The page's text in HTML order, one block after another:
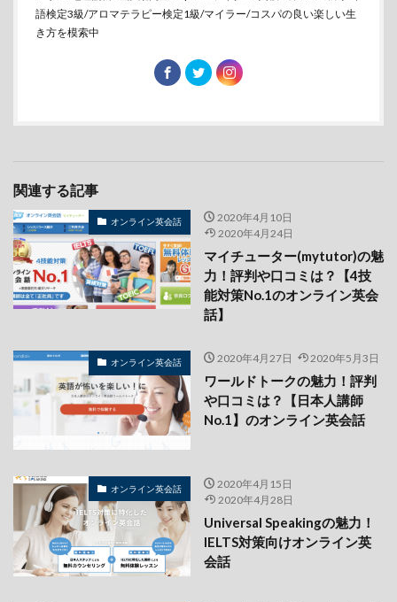
語検定3級/アロマテラピー検定1級/マイラー/コスパの良い楽しい生
き方を模索中
関連する記事
オンライン英会話
2020年4月10日
2020年4月24日
マイチューター(mytutor)の魅
力！評判や口コミは？【4技
能対策No.1のオンライン英会
話】
オンライン英会話 2020年4月27日 2020年5月3日
ワールドトークの魅力！評判
や口コミは？【日本人講師
No.1】のオンライン英会話
オンライン英会話
2020年4月15日
2020年4月28日
Universal Speakingの魅力！
IELTS対策向けオンライン英
会話